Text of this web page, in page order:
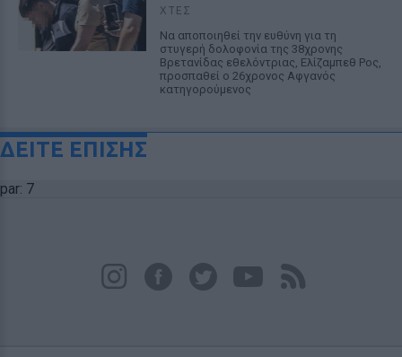
ΧΤΕΣ
Να αποποιηθεί την ευθύνη για τη
στυγερή δολοφονία της 38χρονης
Βρετανίδας εθελόντριας, Ελίζαμπεθ Ρος,
προσπαθεί ο 26χρονος Αφγανός
κατηγορούμενος
ΔΕΙΤΕ ΕΠΙΣΗΣ
par: 7